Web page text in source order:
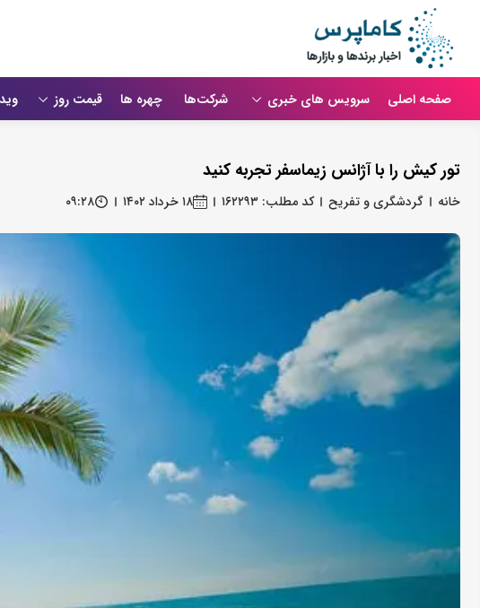
صفحه اصلی سرویس های خبری شرکت‌ها چهره ها قیمت روز
تور کیش را با آژانس زیماسفر تجربه کنید
خانه گردشگری و تفریح کد مطلب: ۱۶۲۲۹۳ ۱۸ خرداد ۱۴۰۲ ۰۹:۲۸